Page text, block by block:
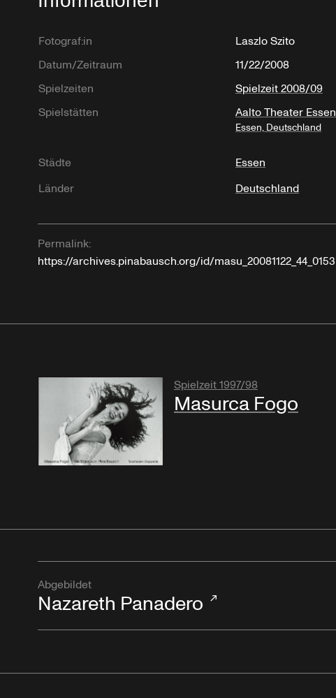
Fotograf:in
Laszlo Szito
Datum/Zeitraum
11/22/2008
Spielzeiten
Spielzeit 2008/09
Spielstätten
Aalto Theater Essen
Essen, Deutschland
Städte
Essen
Länder
Deutschland
Permalink:
https://archives.pinabausch.org/id/masu_20081122_44_0153
Spielzeit 1997/98
Masurca Fogo
Abgebildet
Nazareth Panadero